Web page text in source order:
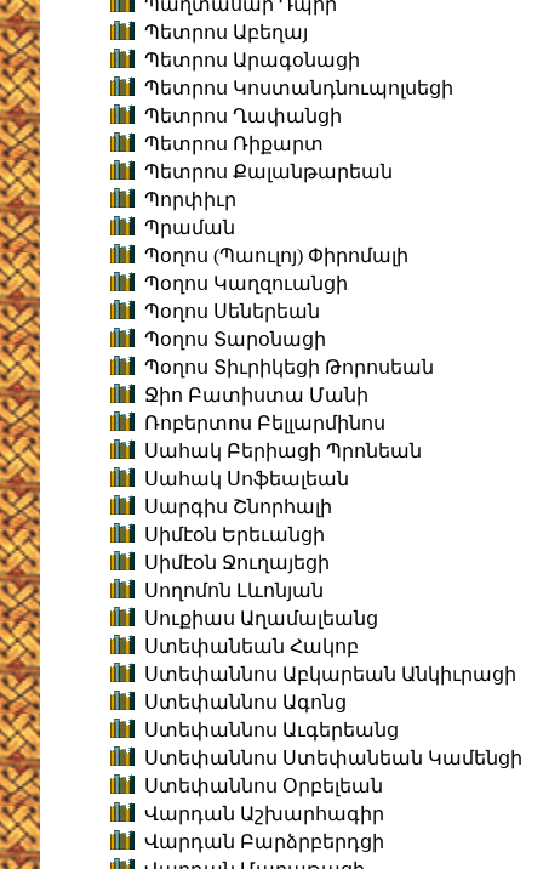
Պաղտասար Դպիր
Պետրոս Աբեղայ
Պետրոս Արագօնացի
Պետրոս Կոստանդնուպոլսեցի
Պետրոս Ղափանցի
Պետրոս Ռիքարտ
Պետրոս Քալանթարեան
Պորփիւր
Պրաման
Պօղոս (Պաուլոյ) Փիրոմալի
Պօղոս Կաղզուանցի
Պօղոս Սեներեան
Պօղոս Տարօնացի
Պօղոս Տիւրիկեցի Թորոսեան
Ջիո Բատիստա Մանի
Ռոբերտոս Բելլարմինոս
Սահակ Բերիացի Պրոնեան
Սահակ Սոֆեալեան
Սարգիս Շնորհալի
Սիմէօն Երեւանցի
Սիմէօն Ջուղայեցի
Սողոմոն Լևոնյան
Սուքիաս Աղամալեանց
Ստեփանեան Հակոբ
Ստեփաննոս Աբկարեան Անկիւրացի
Ստեփաննոս Ագոնց
Ստեփաննոս Աւգերեանց
Ստեփաննոս Ստեփանեան Կամենցի
Ստեփաննոս Օրբելեան
Վարդան Աշխարհագիր
Վարդան Բարձրբերդցի